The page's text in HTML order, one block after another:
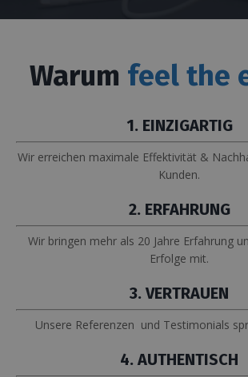
Warum feel the
1. EINZIGARTIG
Wir erreichen maximale Effektivität &
Kunden.
2. ERFAHRUNG
Wir bringen mehr als 20 Jahre Erfahrung
Erfolge mit.
3. VERTRAUEN
Unsere Referenzen und Testimonials
4. AUTHENTISCH